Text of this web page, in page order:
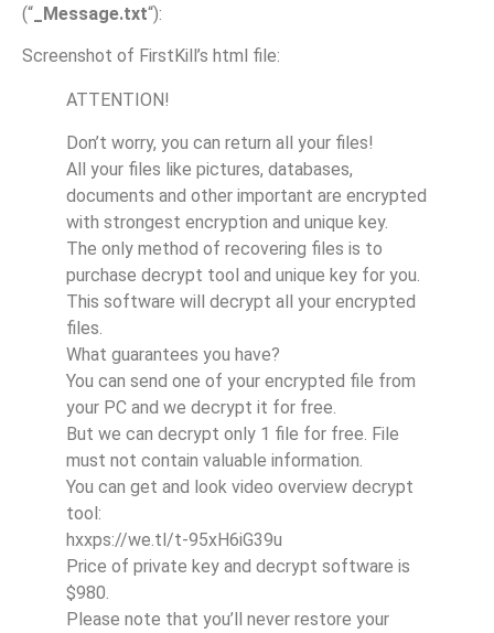
(“ _Message.txt“):
Screenshot of FirstKill’s html file:
ATTENTION!
Don’t worry, you can return all your files!
All your files like pictures, databases,
documents and other important are encrypted
with strongest encryption and unique key.
The only method of recovering files is to
purchase decrypt tool and unique key for you.
This software will decrypt all your encrypted
files.
What guarantees you have?
You can send one of your encrypted file from
your PC and we decrypt it for free.
But we can decrypt only 1 file for free. File
must not contain valuable information.
You can get and look video overview decrypt
tool:
hxxps://we.tl/t-95xH6iG39u
Price of private key and decrypt software is
$980.
Please note that you’ll never restore your